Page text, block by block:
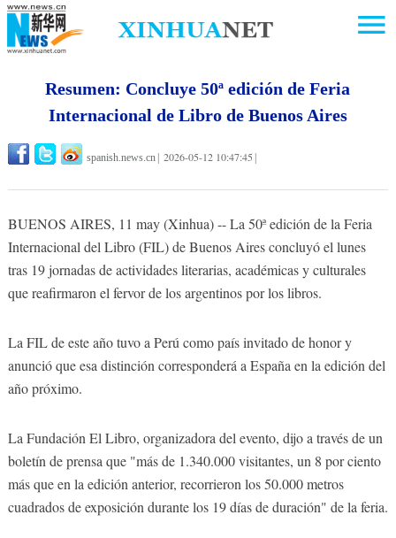
Resumen: Concluye 50ª edición de Feria
Internacional de Libro de Buenos Aires
spanish.news.cn 2026-05-12 10:47:45
BUENOS AIRES, 11 may (Xinhua) -- La 50ª edición de la Feria
Internacional del Libro (FIL) de Buenos Aires concluyó el lunes
tras 19 jornadas de actividades literarias, académicas y culturales
que reafirmaron el fervor de los argentinos por los libros.
La FIL de este año tuvo a Perú como país invitado de honor y
anunció que esa distinción corresponderá a España en la edición del
año próximo.
La Fundación El Libro, organizadora del evento, dijo a través de un
boletín de prensa que "más de 1.340.000 visitantes, un 8 por ciento
más que en la edición anterior, recorrieron los 50.000 metros
cuadrados de exposición durante los 19 días de duración" de la feria.